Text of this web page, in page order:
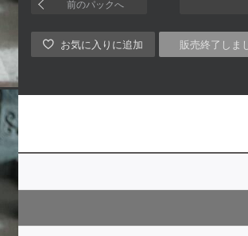
前のパックへ
販売終了しま